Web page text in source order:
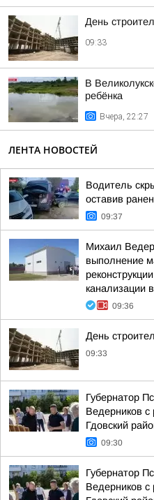
День
09:33
В
ребёнка
Вчера, 22:27
ЛЕНТА НОВОСТЕЙ
Водитель
оставив
09:37
Михаил
выполнение
канализации
09:36
День
09:33
Губернатор
Ведерников с
Гдовский
09:30
Губернатор
Ведерников с